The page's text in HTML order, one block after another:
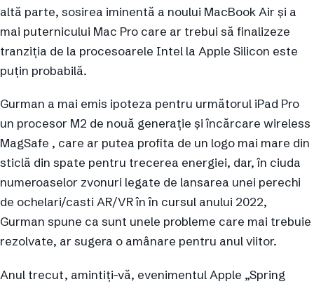
altă parte, sosirea iminentă a noului MacBook Air și a
mai puternicului Mac Pro care ar trebui să finalizeze
tranziția de la procesoarele Intel la Apple Silicon este
puțin probabilă.
Gurman a mai emis ipoteza pentru următorul iPad Pro
un procesor M2 de nouă generație și încărcare wireless
MagSafe , care ar putea profita de un logo mai mare din
sticlă din spate pentru trecerea energiei, dar, în ciuda
numeroaselor zvonuri legate de lansarea unei perechi
de ochelari/casti AR/VR în în cursul anului 2022,
Gurman spune ca sunt unele probleme care mai trebuie
rezolvate, ar sugera o amânare pentru anul viitor.
Anul trecut, amintiți-vă, evenimentul Apple „Spring